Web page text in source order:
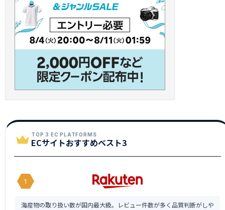
TOP 3 EC PLATFORMS
ECサイトおすすめベスト3
1
海産物の取り扱い数が国内最大級。レビュー件数が多く品質判断がしや